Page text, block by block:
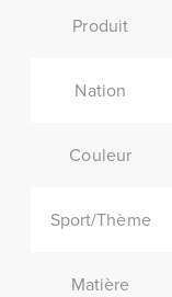
Produit
Nation
Couleur
Sport/Thème
Matière